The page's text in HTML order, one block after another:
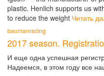
plastic. Henlich supports us
to reduce the weight Читать
baumanracing
2017 season.
И еще одна успешная
Надеемся, в этом году все